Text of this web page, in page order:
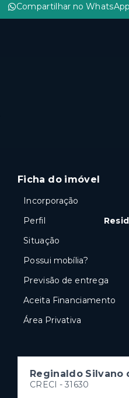
Compartilhar no WhatsApp
Ficha do imóvel
Incorporação
Perfil
Situação
Possui mobília?
Previsão de entrega
Aceita Financiamento
Área Privativa
Reginaldo Silvano
CRECI -31630